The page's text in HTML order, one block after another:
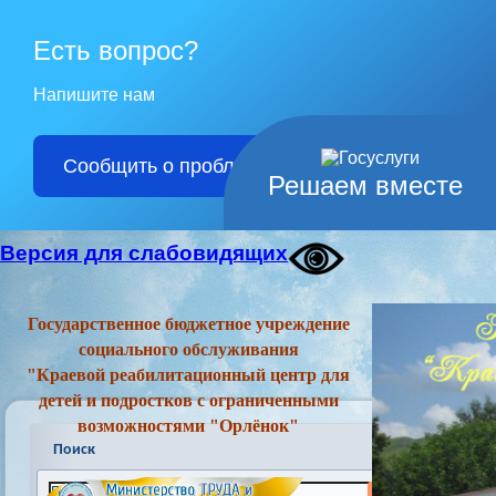
Решаем вместе
Есть вопрос?
Напишите нам
Сообщить о проблеме
Версия для слабовидящих
Государственное бюджетное учреждение
социального обслуживания
"Краевой реабилитационный центр для
детей и подростков с ограниченными
возможностями "Орлёнок"
Поиск